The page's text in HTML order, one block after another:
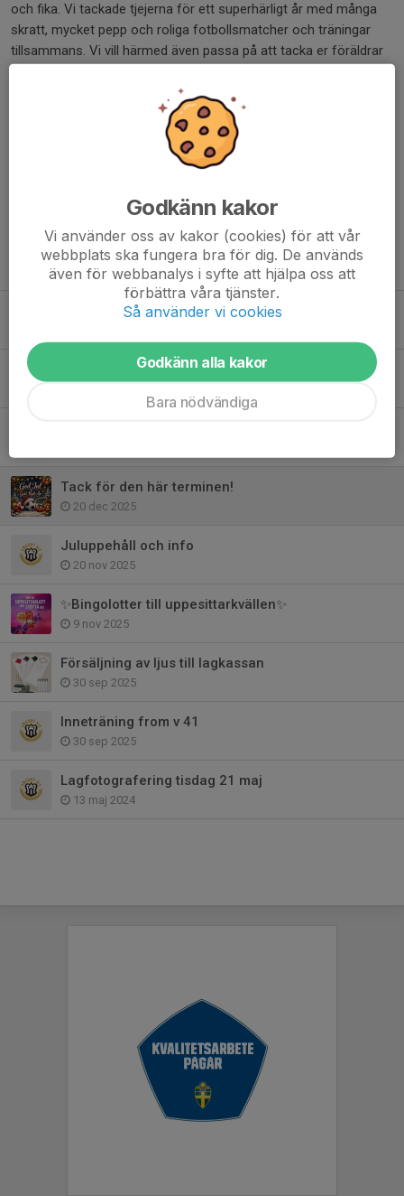
och fika. Vi tackade tjejerna för ett superhärligt år med många
skratt, mycket pepp och roliga fotbollsmatcher och träningar
tillsammans. Vi vill härmed även passa på att tacka er föräldrar
Så ser vi fram emot ett nytt fotbollsår 2026 ⚽️😁
Tidigare nyheter
Info om vår & sommar
Försäljning Newbody
Tack för den här terminen!
20 dec 2025
Juluppehåll och info
20 nov 2025
✨️Bingolotter till uppesittarkvällen✨️
9 nov 2025
Försäljning av ljus till lagkassan
30 sep 2025
Inneträning from v 41
30 sep 2025
Lagfotografering tisdag 21 maj
13 maj 2024
Godkänn kakor
Vi använder oss av kakor (cookies) för att vår
webbplats ska fungera bra för dig. De används
även för webbanalys i syfte att hjälpa oss att
förbättra våra tjänster.
Så använder vi cookies
Godkänn alla kakor
Bara nödvändiga